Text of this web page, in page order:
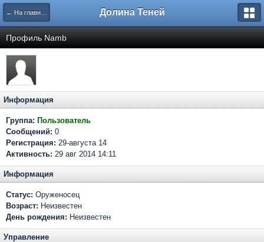
← На главную Долина Теней
Профиль Namb
Информация
Группа: Пользователь
Сообщений: 0
Регистрация: 29-августа 14
Активность: 29 авг 2014 14:11
Информация
Статус: Оруженосец
Возраст: Неизвестен
День рождения: Неизвестен
Управление